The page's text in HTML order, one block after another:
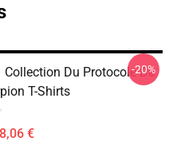
Du Protocole De
T-Shirts
€
-20%